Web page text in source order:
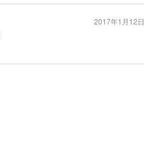
2017年1月12日